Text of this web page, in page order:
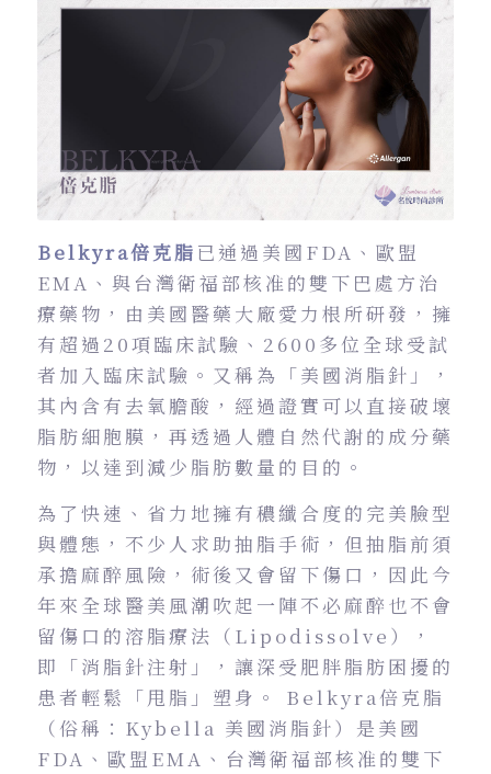
Belkyra倍克脂 已通過美國FDA、歐盟
EMA、與台灣衛福部核准的雙下巴處方治
療藥物，由美國醫藥大廠愛力根所研發，擁
有超過20項臨床試驗、2600多位全球受試
者加入臨床試驗。又稱為「美國消脂針」，
其內含有去氧膽酸，經過證實可以直接破壞
脂肪細胞膜，再透過人體自然代謝的成分藥
物，以達到減少脂肪數量的目的。
為了快速、省力地擁有穠纖合度的完美臉型
與體態，不少人求助抽脂手術，但抽脂前須
承擔麻醉風險，術後又會留下傷口，因此今
年來全球醫美風潮吹起一陣不必麻醉也不會
留傷口的溶脂療法（Lipodissolve），
即「消脂針注射」，讓深受肥胖脂肪困擾的
患者輕鬆「甩脂」塑身。 Belkyra倍克脂
（俗稱：Kybella 美國消脂針）是美國
FDA、歐盟EMA、台灣衛福部核准的雙下